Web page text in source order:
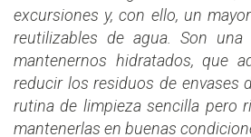
excursiones y, con ello, un
reutilizables de agua. Son
mantenernos hidratados, que
reducir los residuos de envases
rutina de limpieza sencilla pero
mantenerlas en buenas